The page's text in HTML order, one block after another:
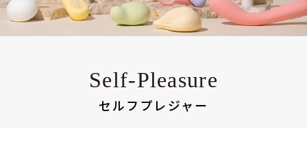
Self-Pleasure
セルフプレジャー